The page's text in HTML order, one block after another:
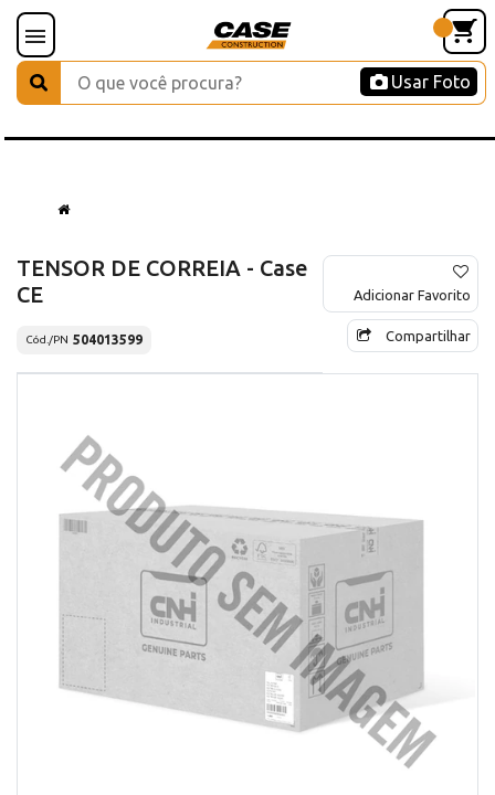
Usar Foto
TENSOR DE CORREIA - Case
CE
Cód./PN 504013599
Adicionar Favorito
Compartilhar